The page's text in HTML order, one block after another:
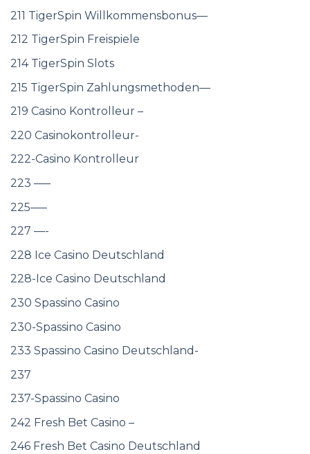
211 TigerSpin Willkommensbonus—
212 TigerSpin Freispiele
214 TigerSpin Slots
215 TigerSpin Zahlungsmethoden—
219 Casino Kontrolleur –
220 Casinokontrolleur-
222-Casino Kontrolleur
223 —–
225—–
227 —-
228 Ice Casino Deutschland
228-Ice Casino Deutschland
230 Spassino Casino
230-Spassino Casino
233 Spassino Casino Deutschland-
237
237-Spassino Casino
242 Fresh Bet Casino –
246 Fresh Bet Casino Deutschland